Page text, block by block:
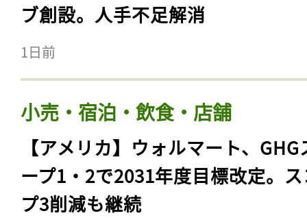
ブ創設。人手不足解消
1日前
小売・宿泊・飲食・店舗
【アメリカ】ウォルマート、GHG
ープ1・2で2031年度目標改定。
プ3削減も継続